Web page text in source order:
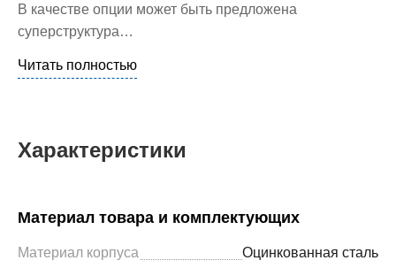
В качестве опции может быть предложена
суперструктура…
Читать полностью
Характеристики
Материал товара и комплектующих
Материал корпуса Оцинкованная сталь